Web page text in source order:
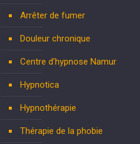
Arrêter de fumer
Douleur chronique
Centre d’hypnose Namur
Hypnotica
Hypnothérapie
Thérapie de la phobie